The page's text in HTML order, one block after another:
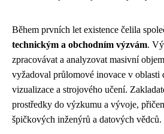
Během prvních let existence čelila
technickým a obchodním výzvám.
zpracovávat a analyzovat masivní
vyžadoval průlomové inovace v oblasti
vizualizace a strojového učení.
prostředky do výzkumu a vývoje,
špičkových inženýrů a datových vědců.